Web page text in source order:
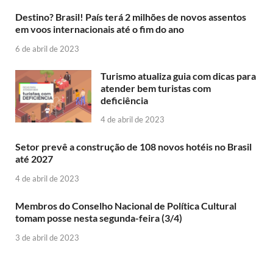
Destino? Brasil! País terá 2 milhões de novos assentos
em voos internacionais até o fim do ano
6 de abril de 2023
Turismo atualiza guia com dicas para
atender bem turistas com
deficiência
4 de abril de 2023
Setor prevê a construção de 108 novos hotéis no Brasil
até 2027
4 de abril de 2023
Membros do Conselho Nacional de Política Cultural
tomam posse nesta segunda-feira (3/4)
3 de abril de 2023